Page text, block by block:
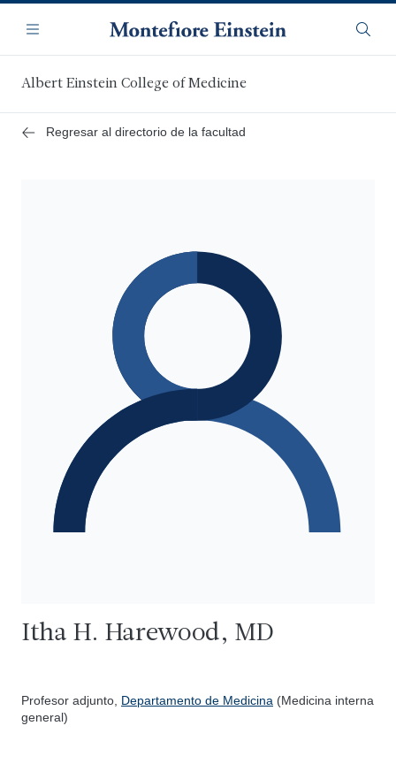
contenido
principal
Navegación
Menú
Albert Einstein College of Medicine
Regresar al directorio de la facultad
Itha H. Harewood, MD
Profesor adjunto, Departamento de Medicina (Medicina interna
general)